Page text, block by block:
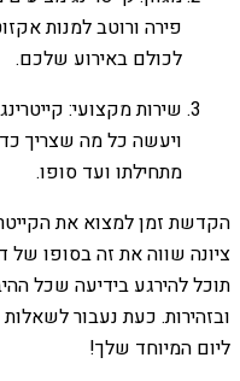
פירה ורוטב למנות
לכולם באירוע שלכם.
שירות מקצועי:
ויעשה כל מה שצריך
מתחילתו ועד סופו.
הקדשת זמן למצוא את
ציונה שווה את זה בסופו של
תוכל להירגע בידיעה שכל
ובזהירות. כעת נעבור
ליום המיוחד שלך!